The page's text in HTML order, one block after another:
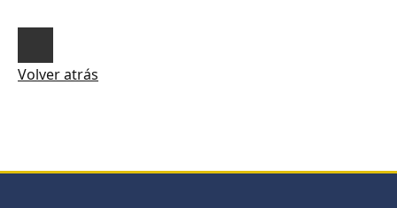
Volver atrás